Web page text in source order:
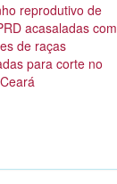
reprodutivo de
acasaladas com
de raças
para corte no